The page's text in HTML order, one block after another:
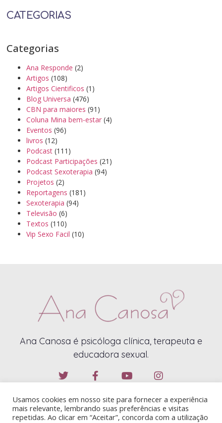
CATEGORIAS
Categorias
Ana Responde (2)
Artigos (108)
Artigos Cientificos (1)
Blog Universa (476)
CBN para maiores (91)
Coluna Mina bem-estar (4)
Eventos (96)
livros (12)
Podcast (111)
Podcast Participações (21)
Podcast Sexoterapia (94)
Projetos (2)
Reportagens (181)
Sexoterapia (94)
Televisão (6)
Textos (110)
Vip Sexo Facil (10)
Ana Canosa é psicóloga clínica, terapeuta e
educadora sexual.
Usamos cookies em nosso site para fornecer a experiência
mais relevante, lembrando suas preferências e visitas
repetidas. Ao clicar em “Aceitar”, concorda com a utilização